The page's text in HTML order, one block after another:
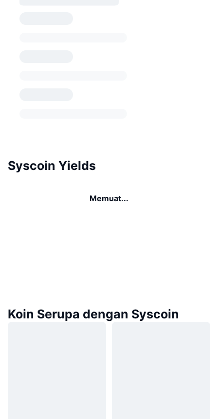
Syscoin Yields
Memuat...
Koin Serupa dengan Syscoin